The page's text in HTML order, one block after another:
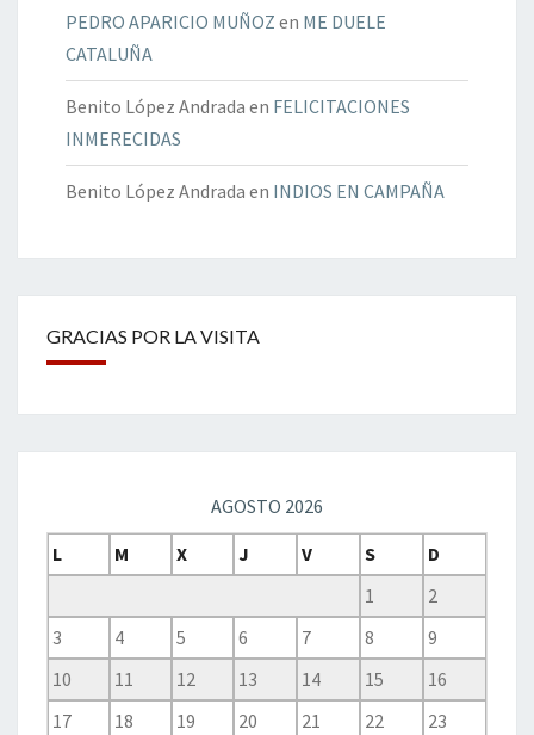
PEDRO APARICIO MUÑOZ en ME DUELE
CATALUÑA
Benito López Andrada en FELICITACIONES
INMERECIDAS
Benito López Andrada en INDIOS EN CAMPAÑA
GRACIAS POR LA VISITA
AGOSTO 2026
L
M X J V S
D
1
2
3
4 5 6 7 8
9
10
11 12 13 14 15
16
17
18 19 20 21 22
23